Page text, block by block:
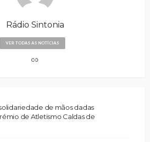
Rádio Sintonia
VER TODAS AS NOTÍCIAS
de mãos dadas
de Atletismo Caldas de